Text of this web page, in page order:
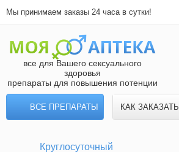
Мы принимаем заказы 24 часа в сутки!
все для Вашего сексуального
здоровья
препараты для повышения потенции
ВСЕ ПРЕПАРАТЫ КАК ЗАКАЗАТЬ
Круглосуточный